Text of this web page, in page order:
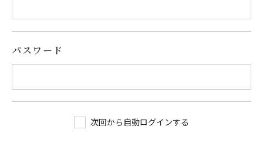
パスワード
次回から自動ログインする